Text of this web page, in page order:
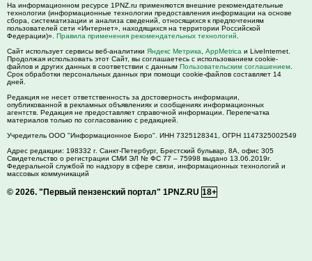
На информационном ресурсе 1PNZ.ru применяются внешние рекомендательные
технологии (информационные технологии предоставления информации на основе
сбора, систематизации и анализа сведений, относящихся к предпочтениям
пользователей сети «Интернет», находящихся на территории Российской
Федерации)». Правила применения рекомендательных технологий
Сайт использует сервисы веб-аналитики Яндекс Метрика AppMetrica и LiveInternet.
Продолжая использовать этот Сайт, вы соглашаетесь с использованием cookie-
файлов и других данных в соответствии с данным Пользовательским соглашением
Срок обработки персональных данных при помощи cookie-файлов составляет 14
дней.
Редакция не несет ответственность за достоверность информации,
опубликованной в рекламных объявлениях и сообщениях информационных
агентств. Редакция не предоставляет справочной информации. Перепечатка
материалов только по согласованию с редакцией.
Учредитель ООО "Информационное Бюро". ИНН 7325128341, ОГРН 1147325002549
Адрес редакции: 198332 г. Санкт-Петербург, Брестский бульвар, 8А, офис 305
Свидетельство о регистрации СМИ ЭЛ № ФС 77 – 75998 выдано 13.06.2019г.
Федеральной службой по надзору в сфере связи, информационных технологий и
массовых коммуникаций
© 2026. "Первый пензенский портал" 1PNZ.RU 18+